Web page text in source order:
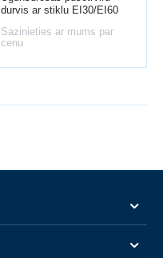
durvis ar stiklu EI30/EI60
Sazinieties ar mums par
cenu